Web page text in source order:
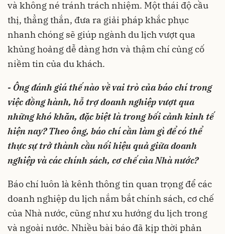
và không né tránh trách nhiệm. Một thái độ cầu
thị, thẳng thắn, đưa ra giải pháp khắc phục
nhanh chóng sẽ giúp ngành du lịch vượt qua
khủng hoảng dễ dàng hơn và thậm chí củng cố
niềm tin của du khách.
- Ông đánh giá thế nào về vai trò của báo chí trong
việc đồng hành, hỗ trợ doanh nghiệp vượt qua
những khó khăn, đặc biệt là trong bối cảnh kinh tế
hiện nay? Theo ông, báo chí cần làm gì để có thể
thực sự trở thành cầu nối hiệu quả giữa doanh
nghiệp và các chính sách, cơ chế của Nhà nước?
Báo chí luôn là kênh thông tin quan trọng để các
doanh nghiệp du lịch nắm bắt chính sách, cơ chế
của Nhà nước, cũng như xu hướng du lịch trong
và ngoài nước. Nhiều bài báo đã kịp thời phản